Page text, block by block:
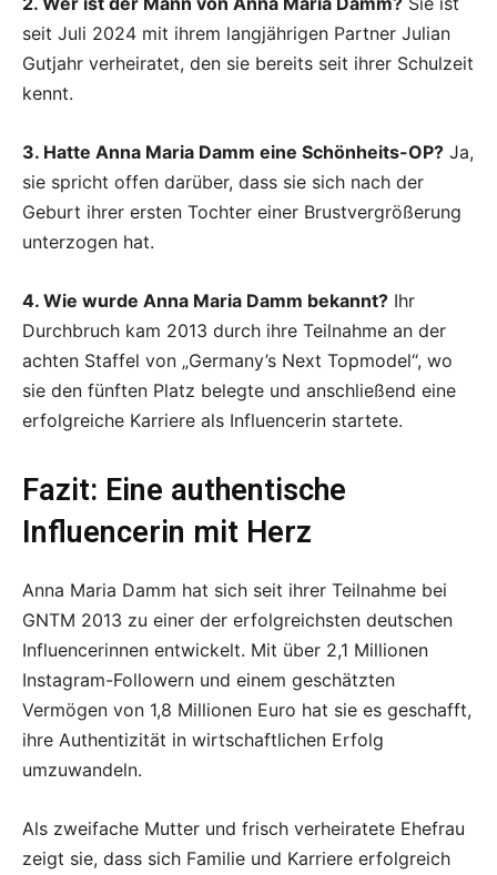
seit Juli 2024 mit ihrem langjährigen Partner Julian
Gutjahr verheiratet, den sie bereits seit ihrer Schulzeit
kennt.
3. Hatte Anna Maria Damm eine Schönheits-OP? Ja,
sie spricht offen darüber, dass sie sich nach der
Geburt ihrer ersten Tochter einer Brustvergrößerung
unterzogen hat.
4. Wie wurde Anna Maria Damm bekannt? Ihr
Durchbruch kam 2013 durch ihre Teilnahme an der
achten Staffel von „Germany’s Next Topmodel“, wo
sie den fünften Platz belegte und anschließend eine
erfolgreiche Karriere als Influencerin startete.
Fazit: Eine authentische
Influencerin mit Herz
Anna Maria Damm hat sich seit ihrer Teilnahme bei
GNTM 2013 zu einer der erfolgreichsten deutschen
Influencerinnen entwickelt. Mit über 2,1 Millionen
Instagram-Followern und einem geschätzten
Vermögen von 1,8 Millionen Euro hat sie es geschafft,
ihre Authentizität in wirtschaftlichen Erfolg
umzuwandeln.
Als zweifache Mutter und frisch verheiratete Ehefrau
zeigt sie, dass sich Familie und Karriere erfolgreich